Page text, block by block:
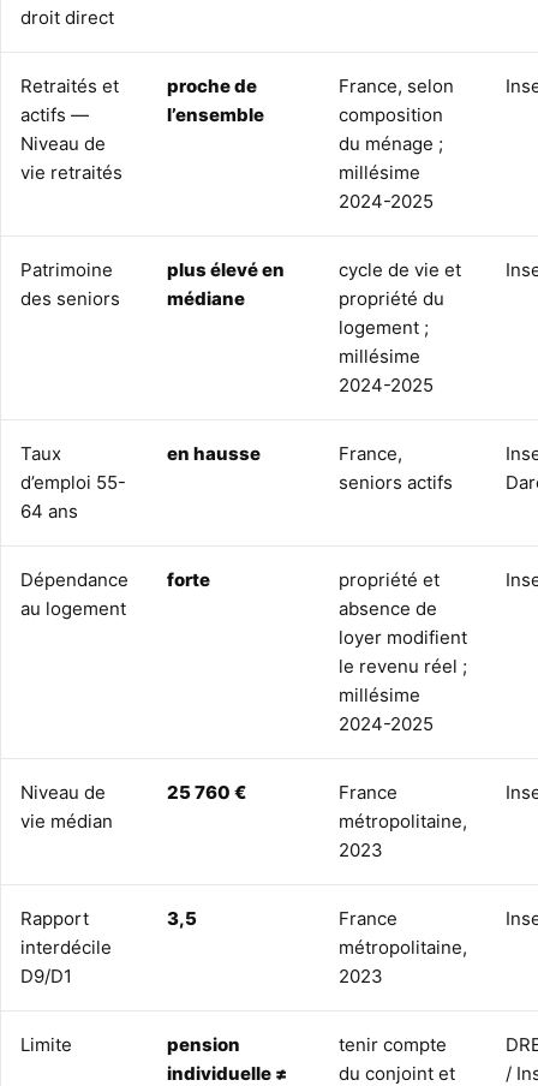
droit direct
Retraités et
actifs —
Niveau de
vie retraités
proche de
l’ensemble
France, selon
composition
du ménage ;
millésime
2024-2025
Patrimoine
des seniors
plus élevé en
médiane
cycle de vie et
propriété du
logement ;
millésime
2024-2025
Taux
d’emploi 55-
64 ans
en hausse
France,
seniors actifs
Dépendance
au logement
forte
propriété et
absence de
loyer modifient
le revenu réel ;
millésime
2024-2025
Niveau de
vie médian
25 760 €
France
métropolitaine,
2023
Rapport
interdécile
D9/D1
3,5
France
métropolitaine,
2023
Limite
pension
individuelle ≠
tenir compte
du conjoint et
/